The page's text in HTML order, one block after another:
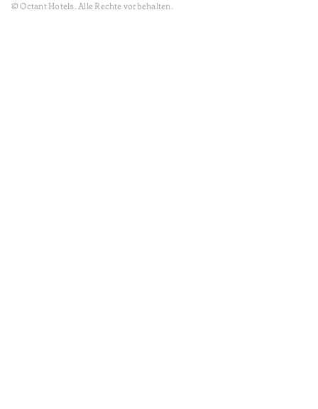
© Octant Hotels. Alle Rechte vorbehalten.